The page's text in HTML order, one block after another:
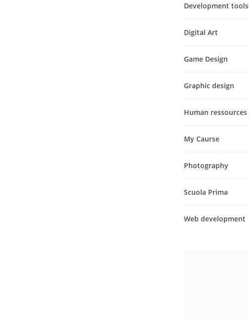
Development tools
Digital Art
Game Design
Graphic design
Human ressources
My Caurse
Photography
Scuola Prima
Web development